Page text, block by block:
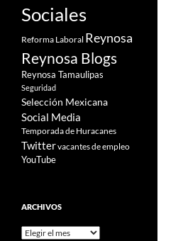
Sociales
Reforma Laboral Reynosa
Reynosa Blogs
Reynosa Tamaulipas
Seguridad
Selección Mexicana
Social Media
Temporada de Huracanes
Twittervacantes de empleo
YouTube
ARCHIVOS
Archivos